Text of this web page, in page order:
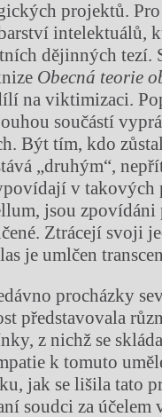
projektů. Pro
intelektuálů,
dějinných tezí.
Obecná teorie
na viktimizaci.
součástí
Být tím, kdo
„druhým“,
v takových
jsou
Ztrácejí svoji
je umlčen
procházky
představovala
z nichž se
k tomuto
jak se lišila tato
soudci za